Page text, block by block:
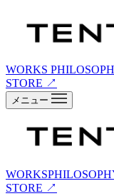
WORKS
STORE ↗
メニュー
WORKS
STORE ↗